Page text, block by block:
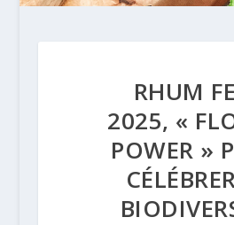
RHUM
2025, «
POWER »